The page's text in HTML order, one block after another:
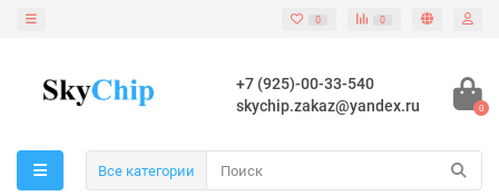
0 0
+7 (925)-00-33-540
skychip.zakaz@yandex.ru
0
Все категории